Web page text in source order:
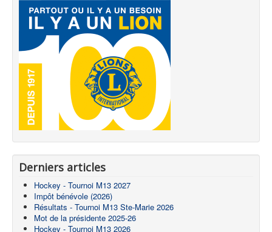
Derniers articles
Hockey - Tournoi M13 2027
Impôt bénévole (2026)
Résultats - Tournoi M13 Ste-Marie 2026
Mot de la présidente 2025-26
Hockey - Tournoi M13 2026